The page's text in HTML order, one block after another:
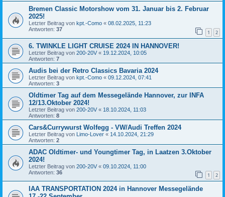
Bremen Classic Motorshow vom 31. Januar bis 2. Februar
2025!
Letzter Beitrag von kpt.-Como « 08.02.2025, 11:23
Antworten: 37 1 2
6. TWINKLE LIGHT CRUISE 2024 IN HANNOVER!
Letzter Beitrag von 200-20V « 19.12.2024, 10:05
Antworten: 7
Audis bei der Retro Classics Bavaria 2024
Letzter Beitrag von kpt.-Como « 09.12.2024, 07:41
Antworten: 3
Oldtimer Tag auf dem Messegelände Hannover, zur INFA
12/13.Oktober 2024!
Letzter Beitrag von 200-20V « 18.10.2024, 11:03
Antworten: 8
Cars&Currywurst Wolfegg - VW/Audi Treffen 2024
Letzter Beitrag von Limo-Lover « 14.10.2024, 21:29
Antworten: 2
ADAC Oldtimer- und Youngtimer Tag, in Laatzen 3.Oktober
2024!
Letzter Beitrag von 200-20V « 09.10.2024, 11:00
Antworten: 36 1 2
IAA TRANSPORTATION 2024 in Hannover Messegelände